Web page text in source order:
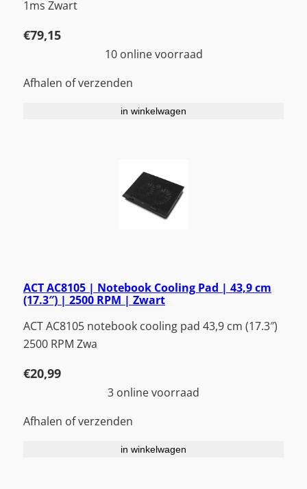
1ms Zwart
€79,15
10 online voorraad
Afhalen of verzenden
in winkelwagen
ACT AC8105 | Notebook Cooling Pad | 43,9 cm
(17.3″) | 2500 RPM | Zwart
ACT AC8105 notebook cooling pad 43,9 cm (17.3″)
2500 RPM Zwa
€20,99
3 online voorraad
Afhalen of verzenden
in winkelwagen